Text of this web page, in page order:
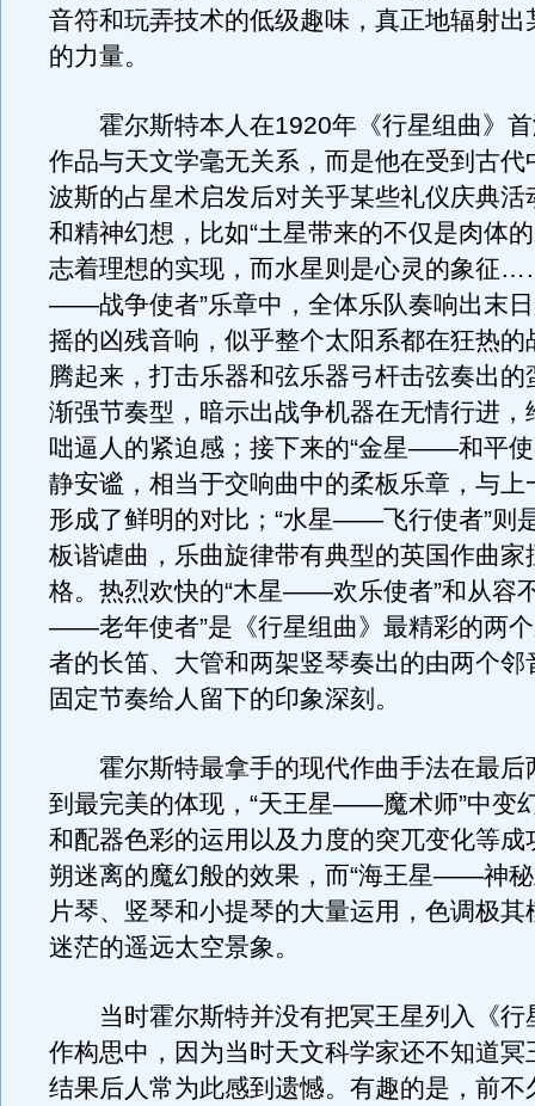
音符和玩弄技术的低级趣味，真正地辐射出
的力量。
霍尔斯特本人在1920年《行星组曲》首
作品与天文学毫无关系，而是他在受到古代
波斯的占星术启发后对关乎某些礼仪庆典活
和精神幻想，比如“土星带来的不仅是肉体
志着理想的实现，而水星则是心灵的象征
——战争使者”乐章中，全体乐队奏响出末
摇的凶残音响，似乎整个太阳系都在狂热的
腾起来，打击乐器和弦乐器弓杆击弦奏出的
渐强节奏型，暗示出战争机器在无情行进，
咄逼人的紧迫感；接下来的“金星——和平使
静安谧，相当于交响曲中的柔板乐章，与上
形成了鲜明的对比；“水星——飞行使者”则
板谐谑曲，乐曲旋律带有典型的英国作曲家
格。热烈欢快的“木星——欢乐使者”和从容
——老年使者”是《行星组曲》最精彩的两
者的长笛、大管和两架竖琴奏出的由两个邻
固定节奏给人留下的印象深刻。
霍尔斯特最拿手的现代作曲手法在最后
到最完美的体现，“天王星——魔术师”中变
和配器色彩的运用以及力度的突兀变化等成
朔迷离的魔幻般的效果，而“海王星——神秘
片琴、竖琴和小提琴的大量运用，色调极其
迷茫的遥远太空景象。
当时霍尔斯特并没有把冥王星列入《行
作构思中，因为当时天文科学家还不知道冥
结果后人常为此感到遗憾。有趣的是，前不